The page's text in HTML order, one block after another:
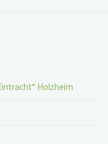
Holzheim